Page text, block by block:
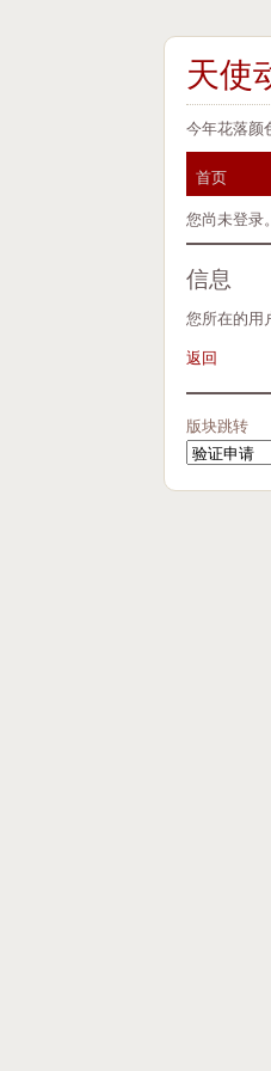
天使
今年花落颜
首页
您尚未登录。
信息
您所在的用
返回
版块跳转